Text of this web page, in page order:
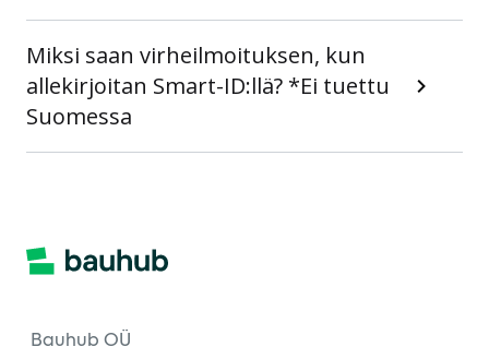
Miksi saan virheilmoituksen, kun
allekirjoitan Smart-ID:llä? *Ei tuettu
Suomessa
Bauhub OÜ